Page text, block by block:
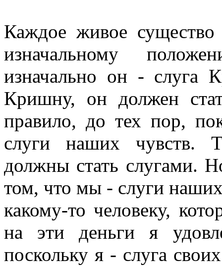
Каждое живое
изначальному
изначально он -
Кришну, он должен
правило, до тех пор,
слуги наших чувств.
должны стать слугами.
том, что мы - слуги
какому-то человеку,
на эти деньги я
поскольку я - слуга